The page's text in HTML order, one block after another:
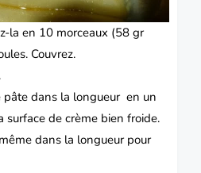
la en 10 morceaux (58 gr
Couvrez.
pâte dans la longueur en un
surface de crème bien froide.
dans la longueur pour